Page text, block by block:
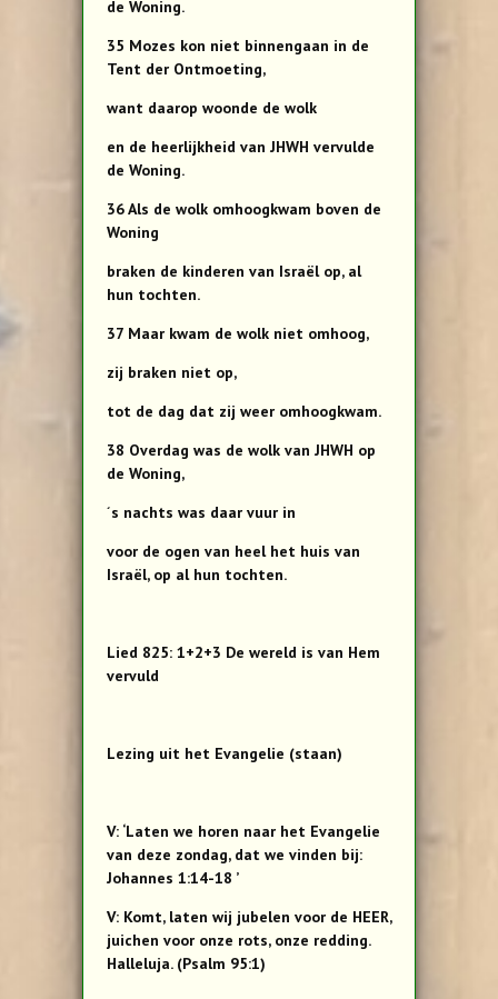
de Woning.
35 Mozes kon niet binnengaan in de
Tent der Ontmoeting,
want daarop woonde de wolk
en de heerlijkheid van JHWH vervulde
de Woning.
36 Als de wolk omhoogkwam boven de
Woning
braken de kinderen van Israël op, al
hun tochten.
37 Maar kwam de wolk niet omhoog,
zij braken niet op,
tot de dag dat zij weer omhoogkwam.
38 Overdag was de wolk van JHWH op
de Woning,
´s nachts was daar vuur in
voor de ogen van heel het huis van
Israël, op al hun tochten.
Lied 825: 1+2+3 De wereld is van Hem
vervuld
Lezing uit het Evangelie (staan)
V: ‘Laten we horen naar het Evangelie
van deze zondag, dat we vinden bij:
Johannes 1:14-18 ’
V: Komt, laten wij jubelen voor de HEER,
juichen voor onze rots, onze redding.
Halleluja. (Psalm 95:1)